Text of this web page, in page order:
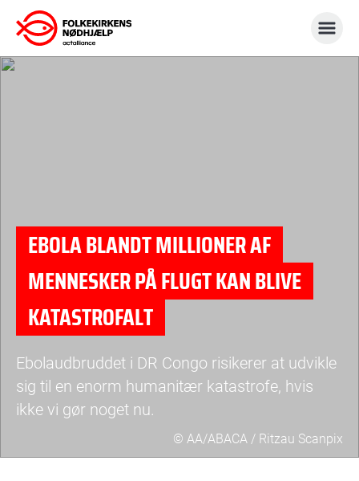
Gå
til
indhold
© AA/ABACA / Ritzau Scanpix
EBOLA BLANDT MILLIONER AF
MENNESKER PÅ FLUGT KAN BLIVE
KATASTROFALT
Ebolaudbruddet i DR Congo risikerer at udvikle
sig til en enorm humanitær katastrofe, hvis
ikke vi gør noget nu.